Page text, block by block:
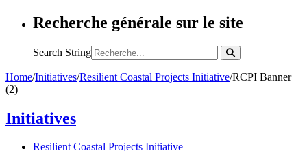
Recherche générale sur le site
Search String
Home/Initiatives/Resilient Coastal Projects Initiative/RCPI Banner
(2)
Initiatives
Resilient Coastal Projects Initiative